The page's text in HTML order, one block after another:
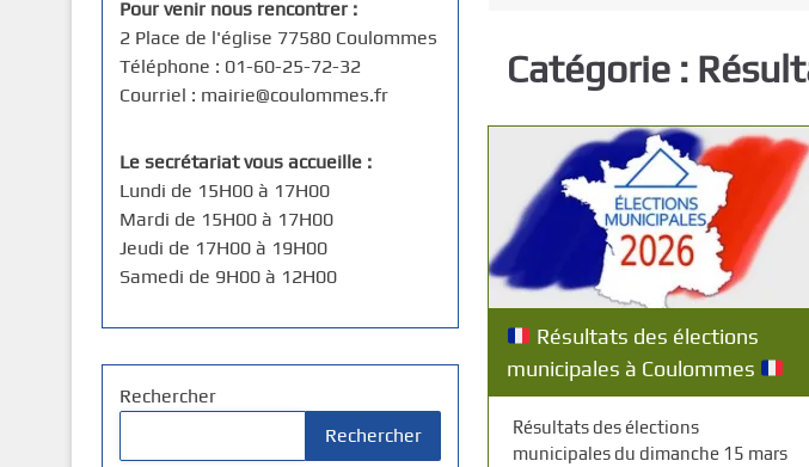
Catégorie :
Résultats des élections
municipales à Coulommes
Résultats des élections
municipales du dimanche 15 mars
Pour venir nous rencontrer :
2 Place de l'église 77580 Coulommes
Téléphone : 01-60-25-72-32
Courriel : mairie@coulommes.fr
Le secrétariat vous accueille :
Lundi de 15H00 à 17H00
Mardi de 15H00 à 17H00
Jeudi de 17H00 à 19H00
Samedi de 9H00 à 12H00
Rechercher
Rechercher